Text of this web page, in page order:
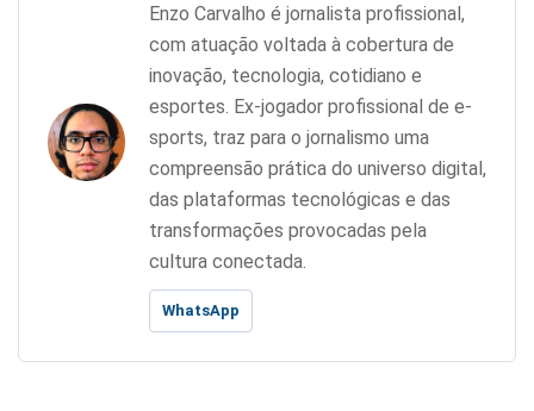
Enzo Carvalho é jornalista profissional,
com atuação voltada à cobertura de
inovação, tecnologia, cotidiano e
esportes. Ex-jogador profissional de e-
sports, traz para o jornalismo uma
compreensão prática do universo digital,
das plataformas tecnológicas e das
transformações provocadas pela
cultura conectada.
WhatsApp